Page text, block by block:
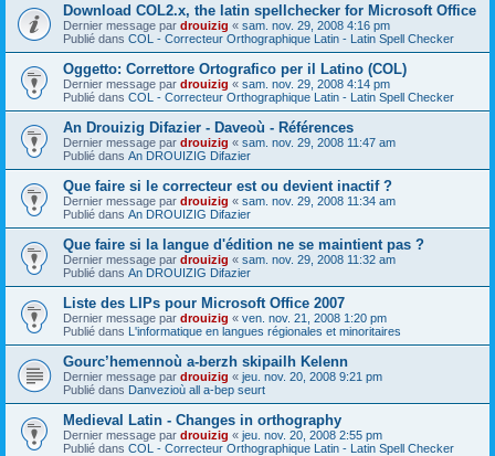
Download COL2.x, the latin spellchecker for Microsoft Office
Dernier message par drouizig « sam. nov. 29, 2008 4:16 pm
Publié dans COL - Correcteur Orthographique Latin - Latin Spell Checker
Oggetto: Correttore Ortografico per il Latino (COL)
Dernier message par drouizig « sam. nov. 29, 2008 4:14 pm
Publié dans COL - Correcteur Orthographique Latin - Latin Spell Checker
An Drouizig Difazier - Daveoù - Références
Dernier message par drouizig « sam. nov. 29, 2008 11:47 am
Publié dans An DROUIZIG Difazier
Que faire si le correcteur est ou devient inactif ?
Dernier message par drouizig « sam. nov. 29, 2008 11:34 am
Publié dans An DROUIZIG Difazier
Que faire si la langue d'édition ne se maintient pas ?
Dernier message par drouizig « sam. nov. 29, 2008 11:32 am
Publié dans An DROUIZIG Difazier
Liste des LIPs pour Microsoft Office 2007
Dernier message par drouizig « ven. nov. 21, 2008 1:20 pm
Publié dans L'informatique en langues régionales et minoritaires
Gourc’hemennoù a-berzh skipailh Kelenn
Dernier message par drouizig « jeu. nov. 20, 2008 9:21 pm
Publié dans Danvezioù all a-bep seurt
Medieval Latin - Changes in orthography
Dernier message par drouizig « jeu. nov. 20, 2008 2:55 pm
Publié dans COL - Correcteur Orthographique Latin - Latin Spell Checker